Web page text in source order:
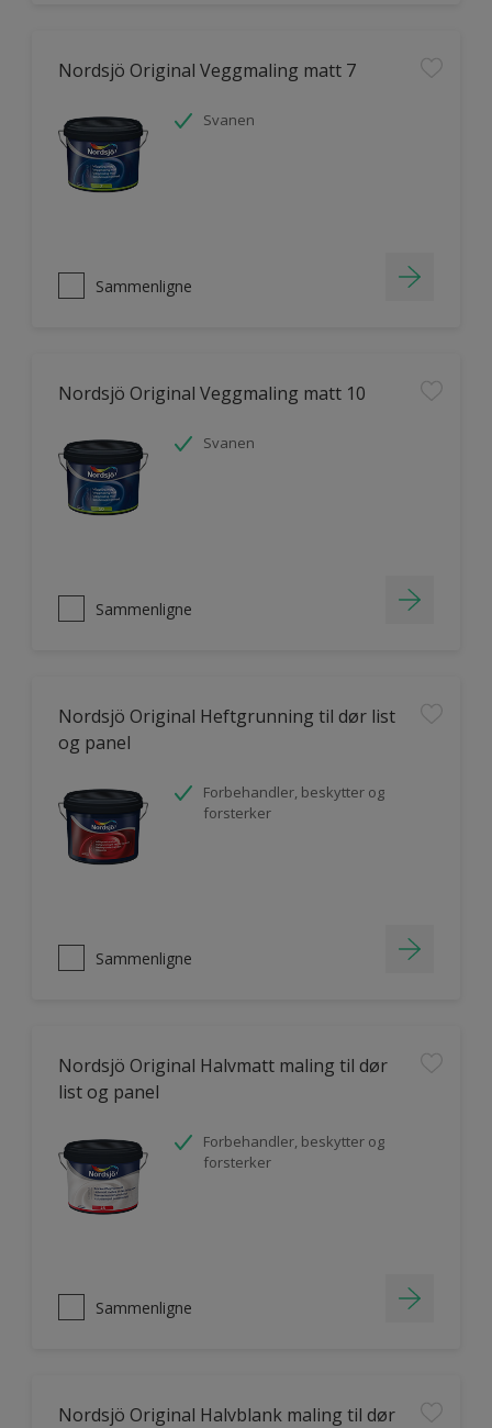
Nordsjö Original Veggmaling matt 7
Svanen
Sammenligne
Nordsjö Original Veggmaling matt 10
Svanen
Sammenligne
Nordsjö Original Heftgrunning til dør list
og panel
Forbehandler, beskytter og
forsterker
Sammenligne
Nordsjö Original Halvmatt maling til dør
list og panel
Forbehandler, beskytter og
forsterker
Sammenligne
Nordsjö Original Halvblank maling til dør